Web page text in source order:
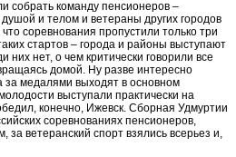
собрать команду пенсионеров –
и телом и ветераны других городов
соревнования пропустили только три
стартов – города и районы выступают
них нет, о чем критически говорили все
домой. Ну разве интересно
за медалями выходят в основном
выступали практически на
конечно, Ижевск. Сборная Удмуртии
соревнованиях пенсионеров,
ветеранский спорт взялись всерьез и,